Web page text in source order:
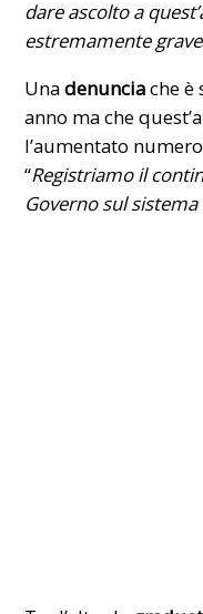
dare ascolto a
estremamente grave
Unadenunciache è
anno ma che
l’aumentato
“Registriamo il
Governo sul